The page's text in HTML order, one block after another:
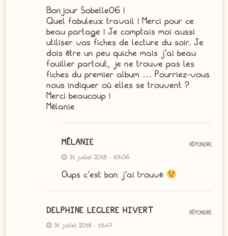
Bonjour Sobelle06 !
Quel fabuleux travail ! Merci pour ce
beau partage ! Je comptais moi aussi
utiliser vos fiches de lecture du soir. Je
dois être un peu quiche mais j’ai beau
fouiller partout, je ne trouve pas les
fiches du premier album … Pourriez-vous
nous indiquer où elles se trouvent ?
Merci beaucoup !
Mélanie
MÉLANIE
31 juillet 2018 - 10h06
Oups c’est bon j’ai trouvé
RÉPONDRE
DELPHINE LECLERE HIVERT
31 juillet 2018 - 11h47
RÉPONDRE